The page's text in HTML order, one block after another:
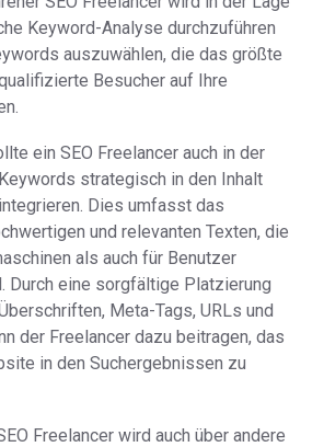
Keyword-Analyse durchzuführen
auszuwählen, die das größte
Besucher auf Ihre
ein SEO Freelancer auch in der
strategisch in den Inhalt
Dies umfasst das
und relevanten Texten, die
als auch für Benutzer
Durch eine sorgfältige Platzierung
Meta-Tags, URLs und
der Freelancer dazu beitragen, das
in den Suchergebnissen zu
Freelancer wird auch über andere